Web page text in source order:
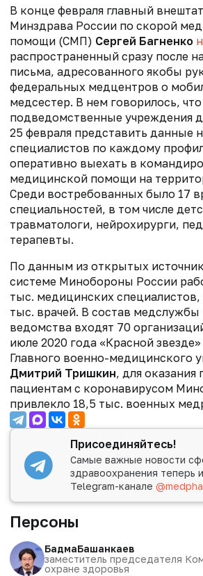
В конце февраля главный
Минздрава России по скорой
помощи (СМП) Сергей Багненко
распространенный сразу после
письма, адресованного якобы
федеральных медцентров о
медсестер. В нем говорилось, что
подведомственные учреждения
25 февраля представить данные
специалистов по каждому
оперативно выехать в
медицинской помощи на
Среди востребованных было 17
специальностей, в том числе
травматологи, нейрохирурги,
терапевты.
По данным из открытых
системе Минобороны России
тыс. медицинских специалистов,
тыс. врачей. В состав медслужбы
ведомства входят 70
июле 2020 года «Красной
Главного военно-медицинского
Дмитрий Тришкин, для
пациентам с коронавирусом
привлекло 18,5 тыс. военных
Присоединяйтесь!
Самые важные новости
здравоохранения теперь
Telegram-канале
Персоны
БадмаБашанкаев
заместитель председателя
охране здоровья